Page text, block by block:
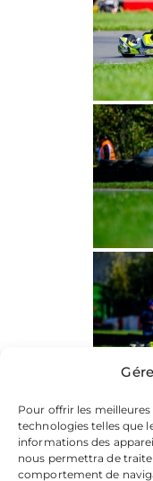
Pour offrir les
technologies telles que
informations des
nous permettra de
comportement de